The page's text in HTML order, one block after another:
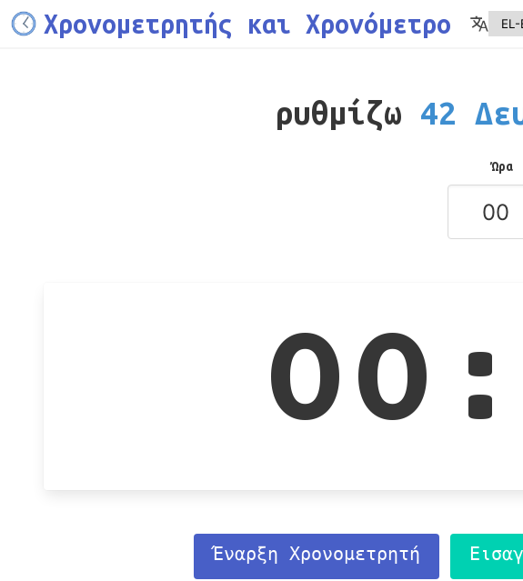
Χρονομετρητής και Χρονόμετρο
ρυθμίζω 42
Ώρα
Έναρξη Χρονομετρητή